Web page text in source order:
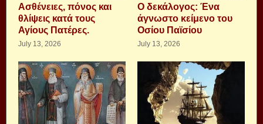
Aσθένειες, πόνος και
θλίψεις κατά τους
Αγίους Πατέρες.
July 13, 2026
Ο δεκάλογος: Ένα
άγνωστο κείμενο του
Οσίου Παϊσίου
July 13, 2026